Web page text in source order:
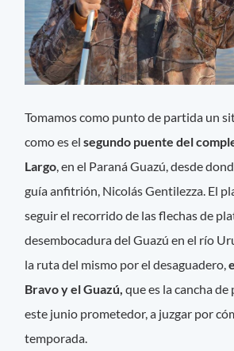
Tomamos como punto de partida un
como es elsegundo puente del
Largo , en el Paraná Guazú, desde
guía anfitrión, Nicolás Gentilezza. El
seguir el recorrido de las flechas de
desembocadura del Guazú en el río
la ruta del mismo por el desaguadero,
Bravo y el Guazú,que es la cancha de
este junio prometedor, a juzgar por
temporada.